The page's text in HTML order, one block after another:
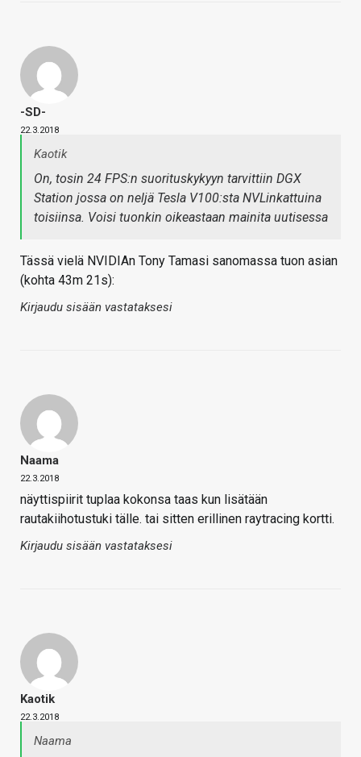
-SD-
22.3.2018
Kaotik
On, tosin 24 FPS:n suorituskykyyn tarvittiin DGX
Station jossa on neljä Tesla V100:sta NVLinkattuina
toisiinsa. Voisi tuonkin oikeastaan mainita uutisessa
Tässä vielä NVIDIAn Tony Tamasi sanomassa tuon asian
(kohta 43m 21s):
Kirjaudu sisään vastataksesi
Naama
22.3.2018
näyttispiirit tuplaa kokonsa taas kun lisätään
rautakiihotustuki tälle. tai sitten erillinen raytracing kortti.
Kirjaudu sisään vastataksesi
Kaotik
22.3.2018
Naama